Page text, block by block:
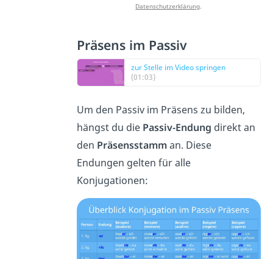
Datenschutzerklärung.
Präsens im Passiv
zur Stelle im Video springen
(01:03)
Um den Passiv im Präsens zu bilden,
hängst du die Passiv-Endung direkt an
den Präsensstamman. Diese
Endungen gelten für alle
Konjugationen: